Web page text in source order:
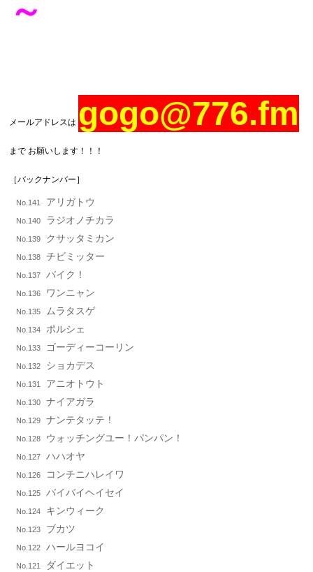
～
メールアドレスは gogo@776.fm
まで お願いします！！！
［バックナンバー］
No.141 アリガトウ
No.140 ラジオノチカラ
No.139 クサッタミカン
No.138 チビミッター
No.137 バイク！
No.136 ワンニャン
No.135 ムラタスゲ
No.134 ポルシェ
No.133 ゴーディーコーリン
No.132 ショカデス
No.131 アニオトウト
No.130 ナイアガラ
No.129 ナンテタッテ！
No.128 ウォッチングユー！パンパン！
No.127 ハハオヤ
No.126 コンチニハレイワ
No.125 バイバイヘイセイ
No.124 キンウィーク
No.123 ブカツ
No.122 ハールヨコイ
No.121 ダイエット